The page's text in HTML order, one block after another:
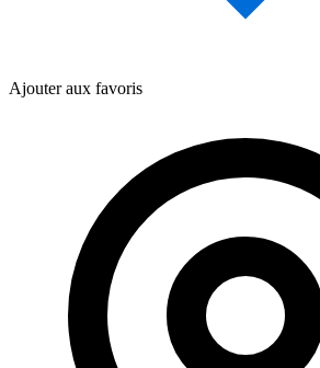
Ajouter aux favoris